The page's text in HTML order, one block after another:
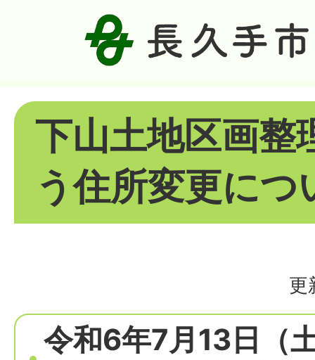
下山土地区画整
う住所変更につ
更
令和6年7月13日（